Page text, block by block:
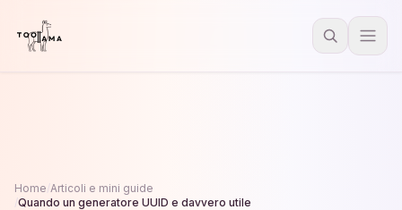
Home Articoli e mini guide
Quando un generatore UUID e davvero utile